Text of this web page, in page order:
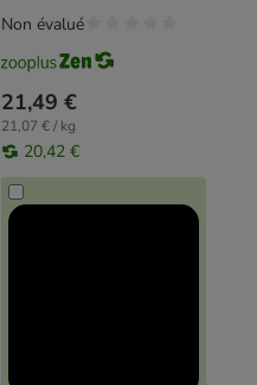
21,49 €
21,07 € / kg
20,42 €
Non évalué